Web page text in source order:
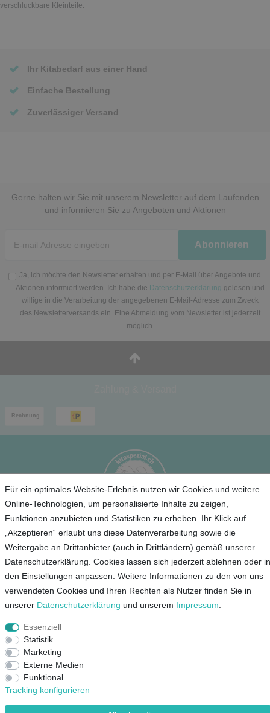
verschluckbare Kleinteile.
Ihr Kitabedarf aus einer Hand
Einfache Bestellung
Zuverlässiger Versand
Gerne halten wir Sie mit unserem Newsletter auf dem Laufenden
und informieren Sie zu Angeboten und Aktionen
Honig
Abonnieren
Ja, ich möchte den Newsletter erhalten und per E-Mail über Angebote und
Aktionen informiert werden. Ich habe die Datenschutzerklärung gelesen und
willige in die Verarbeitung der angegebenen E-Mail-Adresse zum Zweck
des Newsletterversands ein. Eine Abmeldung vom Newsletter ist jederzeit
möglich.
Für ein optimales Website-Erlebnis nutzen wir Cookies und weitere
Online-Technologien, um personalisierte Inhalte zu zeigen,
Funktionen anzubieten und Statistiken zu erheben. Ihr Klick auf
„Akzeptieren“ erlaubt uns diese Datenverarbeitung sowie die
Weitergabe an Drittanbieter (auch in Drittländern) gemäß unserer
Datenschutzerklärung. Cookies lassen sich jederzeit ablehnen oder in
den Einstellungen anpassen. Weitere Informationen zu den von uns
verwendeten Cookies und Ihren Rechten als Nutzer finden Sie in
unserer Daten­schutz­erklärung und unserem Impressum
Essenziell
Statistik
Marketing
Externe Medien
Funktional
Tracking konfigurieren
Service
Unternehmen
Kontakt
Datenschutz
Impressum